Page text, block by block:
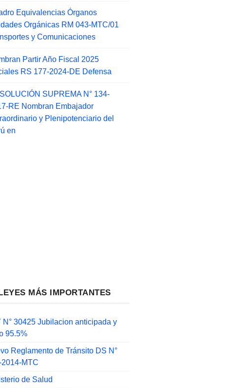
Equivalencias Órganos
Orgánicas RM 043-MTC/01
y Comunicaciones
Partir Año Fiscal 2025
RS 177-2024-DE Defensa
SUPREMA N° 134-
RE Nombran Embajador
y Plenipotenciario del
en
MÁS IMPORTANTES
N° 30425 Jubilacion anticipada y
95.5%
Reglamento de Tránsito DS N°
MTC
de Salud